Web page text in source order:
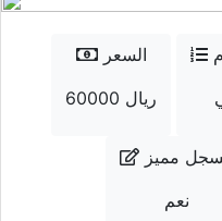
السعر
60000 ريال
مميز
نعم